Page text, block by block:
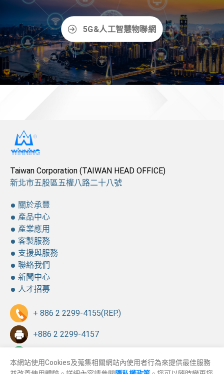
5G&人工智慧物聯網
新北市五股區五權八路二十八號
Taiwan Corporation (TAIWAN HEAD OFFICE)
關於承豐
產品中心
產業應用
客製服務
支援與服務
聯絡我們
新聞中心
人才招募
+ 886 2 2299-4155(REP.)
+886 2 2299-4157
本網站使用Cookies及蒐集相關網站內使用者行為來提供最佳服務